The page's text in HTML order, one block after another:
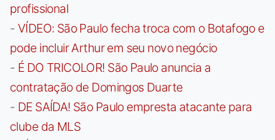
profissional
- VÍDEO: São Paulo fecha troca com o Botafogo e
pode incluir Arthur em seu novo negócio
- É DO TRICOLOR! São Paulo anuncia a
contratação de Domingos Duarte
- DE SAÍDA! São Paulo empresta atacante para
clube da MLS